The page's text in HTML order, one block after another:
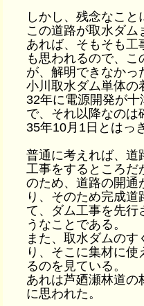
しかし、残念なこ
この道路が取水ダ
あれば、そもそも工
も思われるので、
が、解明できなかっ
小川取水ダム単体の
32年に電源開発が
で、それ以降なのは
35年10月1日とはっ
普通に考えれば、道
工事をするところだ
のため、道路の開通
り、そのため完成
て、ダム工事を先行
うなことである。
また、取水ダムの
り、そこに集材に
るのを見ている。
あれは芦廼瀬林道の
に思われた。